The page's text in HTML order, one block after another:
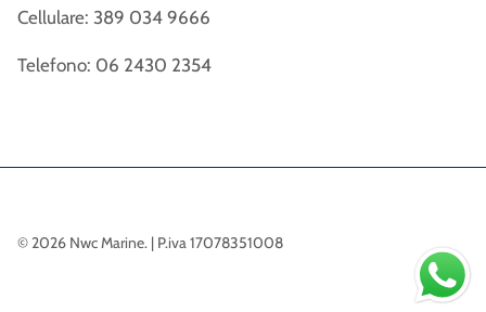
Cellulare: 389 034 9666
Telefono: 06 2430 2354
© 2026 Nwc Marine. | P.iva 17078351008